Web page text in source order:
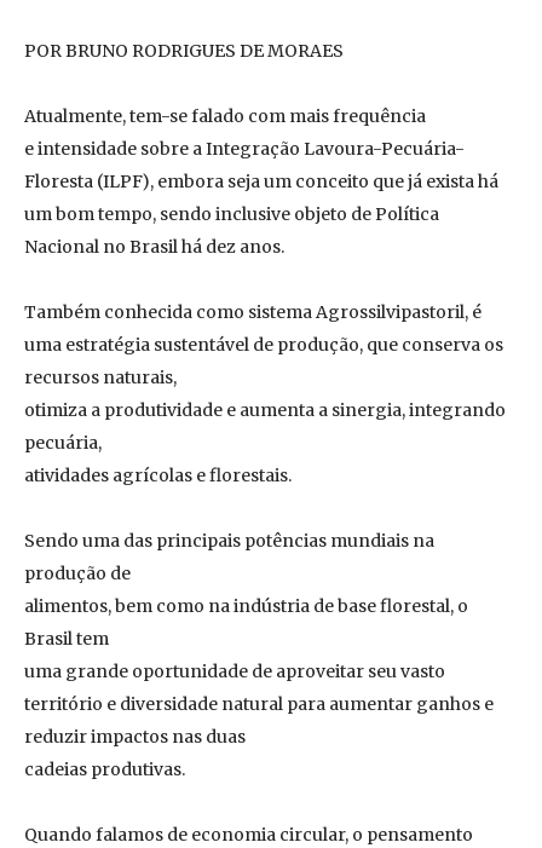
POR BRUNO RODRIGUES DE MORAES
Atualmente, tem-se falado com mais frequência
e intensidade sobre a Integração Lavoura-Pecuária-
Floresta (ILPF), embora seja um conceito que já exista há
um bom tempo, sendo inclusive objeto de Política
Nacional no Brasil há dez anos.
Também conhecida como sistema Agrossilvipastoril, é
uma estratégia sustentável de produção, que conserva os
recursos naturais,
otimiza a produtividade e aumenta a sinergia, integrando
pecuária,
atividades agrícolas e florestais.
Sendo uma das principais potências mundiais na
produção de
alimentos, bem como na indústria de base florestal, o
Brasil tem
uma grande oportunidade de aproveitar seu vasto
território e diversidade natural para aumentar ganhos e
reduzir impactos nas duas
cadeias produtivas.
Quando falamos de economia circular, o pensamento